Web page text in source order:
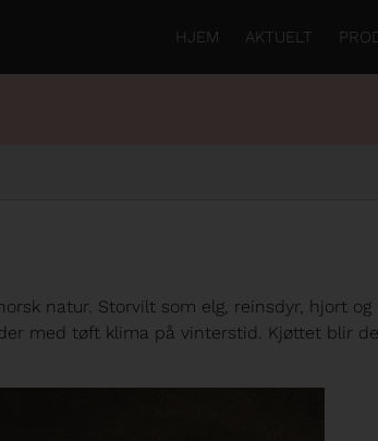
HJEM AKTUELT
natur. Storvilt som elg, reinsdyr, hjort og
med tøft klima på vinterstid. Kjøttet blir